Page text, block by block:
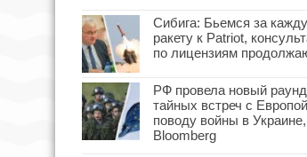
Сибига: Бьемся за
ракету к Patriot,
по лицензиям
РФ провела новый раунд
тайных встреч с
поводу войны в
Bloomberg